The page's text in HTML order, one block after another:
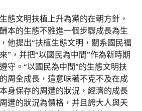
態文明扶植上升為黨的在朝方針，
本的生態不雅進一個步驟成長為生
他提出“扶植生態文明，關系國民福
”，并把“以國民為中間”作為新時期
守。“以國民為中間”的生態文明扶
周全成長，這意味著不克不及在成
身保存的周遭的狀況，經濟的成長
遭的狀況為價格，并且誇大人與天